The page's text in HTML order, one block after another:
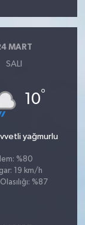
MART
SALI
10°
yağmurlu
%80
19 km/h
%87